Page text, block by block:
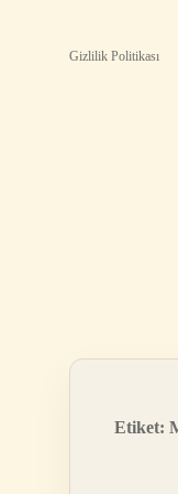
Gizlilik Politikası
Etiket: